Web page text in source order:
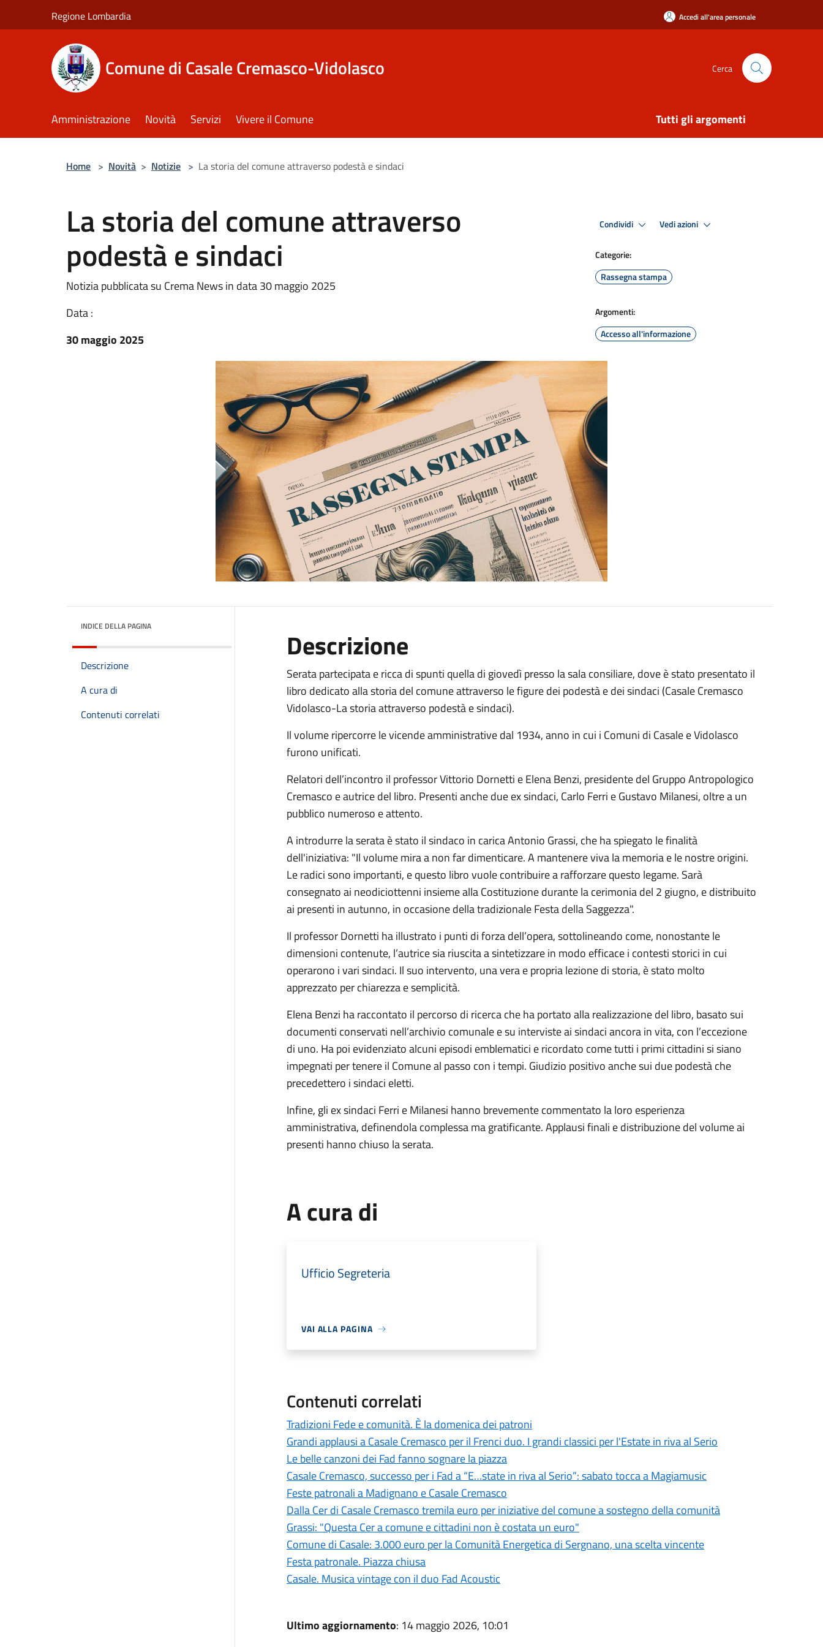
Regione Lombardia Accedi all'area personale
Comune di Casale Cremasco-Vidolasco Cerca
Amministrazione Novità Servizi Vivere il Comune Tutti gli argomenti
Home > Novità > Notizie > La storia del comune attraverso podestà e sindaci
La storia del comune attraverso
podestà e sindaci
Notizia pubblicata su Crema News in data 30 maggio 2025
Data :
30 maggio 2025
Condividi Vedi azioni
Categorie:
Rassegna stampa
Argomenti:
Accesso all'informazione
INDICE DELLA PAGINA
Descrizione
A cura di
Contenuti correlati
Descrizione
Serata partecipata e ricca di spunti quella di giovedì presso la sala consiliare, dove è stato presentato il
libro dedicato alla storia del comune attraverso le figure dei podestà e dei sindaci (Casale Cremasco
Vidolasco-La storia attraverso podestà e sindaci).
Il volume ripercorre le vicende amministrative dal 1934, anno in cui i Comuni di Casale e Vidolasco
furono unificati.
Relatori dell’incontro il professor Vittorio Dornetti e Elena Benzi, presidente del Gruppo Antropologico
Cremasco e autrice del libro. Presenti anche due ex sindaci, Carlo Ferri e Gustavo Milanesi, oltre a un
pubblico numeroso e attento.
A introdurre la serata è stato il sindaco in carica Antonio Grassi, che ha spiegato le finalità
dell'iniziativa: "Il volume mira a non far dimenticare. A mantenere viva la memoria e le nostre origini.
Le radici sono importanti, e questo libro vuole contribuire a rafforzare questo legame. Sarà
consegnato ai neodiciottenni insieme alla Costituzione durante la cerimonia del 2 giugno, e distribuito
ai presenti in autunno, in occasione della tradizionale Festa della Saggezza".
Il professor Dornetti ha illustrato i punti di forza dell’opera, sottolineando come, nonostante le
dimensioni contenute, l’autrice sia riuscita a sintetizzare in modo efficace i contesti storici in cui
operarono i vari sindaci. Il suo intervento, una vera e propria lezione di storia, è stato molto
apprezzato per chiarezza e semplicità.
Elena Benzi ha raccontato il percorso di ricerca che ha portato alla realizzazione del libro, basato sui
documenti conservati nell’archivio comunale e su interviste ai sindaci ancora in vita, con l’eccezione
di uno. Ha poi evidenziato alcuni episodi emblematici e ricordato come tutti i primi cittadini si siano
impegnati per tenere il Comune al passo con i tempi. Giudizio positivo anche sui due podestà che
precedettero i sindaci eletti.
Infine, gli ex sindaci Ferri e Milanesi hanno brevemente commentato la loro esperienza
amministrativa, definendola complessa ma gratificante. Applausi finali e distribuzione del volume ai
presenti hanno chiuso la serata.
A cura di
Ufficio Segreteria
VAI ALLA PAGINA
Contenuti correlati
Tradizioni Fede e comunità. È la domenica dei patroni
Grandi applausi a Casale Cremasco per il Frenci duo. I grandi classici per l'Estate in riva al Serio
Le belle canzoni dei Fad fanno sognare la piazza
Casale Cremasco, successo per i Fad a “E…state in riva al Serio”: sabato tocca a Magiamusic
Feste patronali a Madignano e Casale Cremasco
Dalla Cer di Casale Cremasco tremila euro per iniziative del comune a sostegno della comunità
Grassi: "Questa Cer a comune e cittadini non è costata un euro"
Comune di Casale: 3.000 euro per la Comunità Energetica di Sergnano, una scelta vincente
Festa patronale. Piazza chiusa
Casale. Musica vintage con il duo Fad Acoustic
Ultimo aggiornamento: 14 maggio 2026, 10:01